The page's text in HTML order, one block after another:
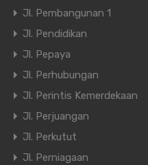
Jl. Pembangunan 1
Jl. Pendidikan
Jl. Pepaya
Jl. Perhubungan
Jl. Perintis Kemerdekaan
Jl. Perjuangan
Jl. Perkutut
Jl. Perniagaan